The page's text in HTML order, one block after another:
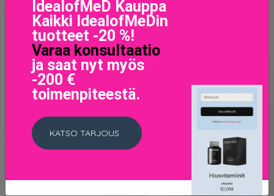
IdealofMeD Kauppa
Kaikki IdealofMeDin
tuotteet -20 %!
Varaa konsultaatio
ja saat nyt myös
-200 €
toimenpiteestä.
KATSO TARJOUS